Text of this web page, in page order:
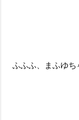
ふふふ、まふゆち